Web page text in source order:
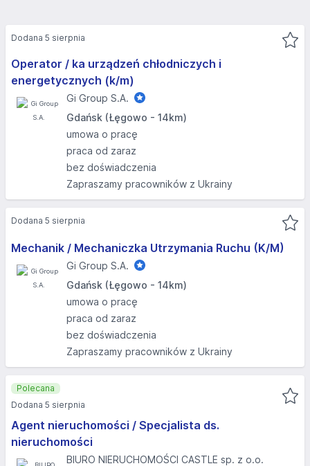
Operator / ka urządzeń chłodniczych i
energetycznych (k/m)
Gi Group S.A.
Gdańsk (Łęgowo - 14km)
umowa o pracę
praca od zaraz
bez doświadczenia
Zapraszamy pracowników z Ukrainy
Dodana 5 sierpnia
Mechanik / Mechaniczka Utrzymania Ruchu (K/M)
Gi Group S.A.
Gdańsk (Łęgowo - 14km)
umowa o pracę
praca od zaraz
bez doświadczenia
Zapraszamy pracowników z Ukrainy
Dodana 5 sierpnia
Agent nieruchomości / Specjalista ds.
nieruchomości
BIURO NIERUCHOMOŚCI CASTLE sp. z o.o.
Polecana
Dodana 5 sierpnia